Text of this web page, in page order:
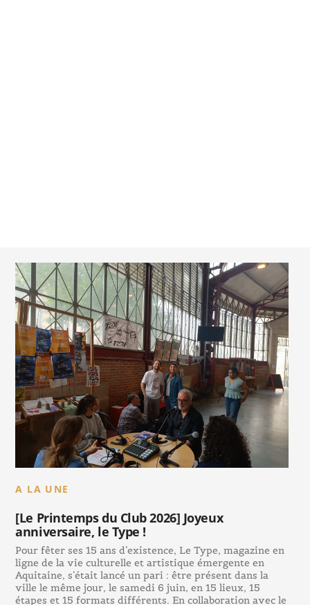
A LA UNE
[Le Printemps du Club 2026] Joyeux
anniversaire, le Type !
Pour fêter ses 15 ans d’existence, Le Type, magazine en
ligne de la vie culturelle et artistique émergente en
Aquitaine, s’était lancé un pari : être présent dans la
ville le même jour, le samedi 6 juin, en 15 lieux, 15
étapes et 15 formats différents. En collaboration avec le